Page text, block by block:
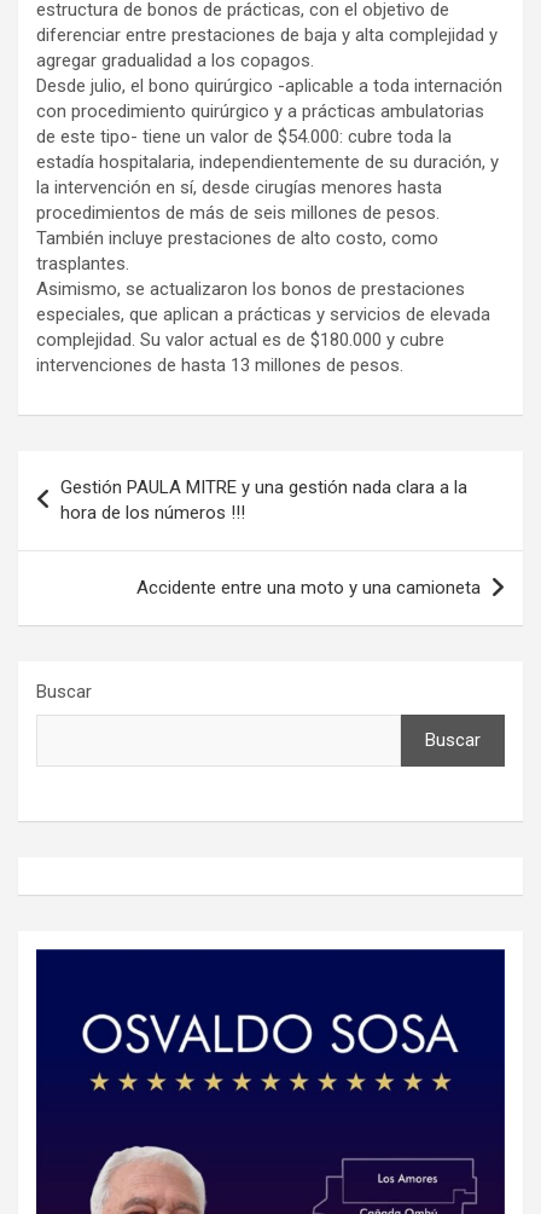
estructura de bonos de prácticas, con el objetivo de
diferenciar entre prestaciones de baja y alta complejidad y
agregar gradualidad a los copagos.
Desde julio, el bono quirúrgico -aplicable a toda internación
con procedimiento quirúrgico y a prácticas ambulatorias
de este tipo- tiene un valor de $54.000: cubre toda la
estadía hospitalaria, independientemente de su duración, y
la intervención en sí, desde cirugías menores hasta
procedimientos de más de seis millones de pesos.
También incluye prestaciones de alto costo, como
trasplantes.
Asimismo, se actualizaron los bonos de prestaciones
especiales, que aplican a prácticas y servicios de elevada
complejidad. Su valor actual es de $180.000 y cubre
intervenciones de hasta 13 millones de pesos.
de
entradas
Gestión PAULA MITRE y una gestión nada clara a la
hora de los números !!!
Accidente entre una moto y una camioneta
Buscar
Buscar